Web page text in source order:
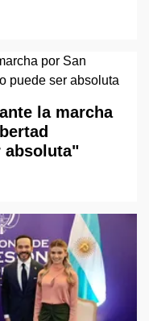
la marcha
absoluta"